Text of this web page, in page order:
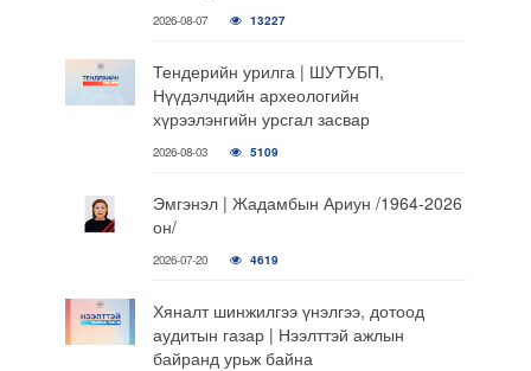
2026-08-07 13227
Тендерийн урилга | ШУТУБП,
Нүүдэлчдийн археологийн
хүрээлэнгийн урсгал засвар
2026-08-03 5109
Эмгэнэл | Жадамбын Ариун /1964-2026
он/
2026-07-20 4619
Хяналт шинжилгээ үнэлгээ, дотоод
аудитын газар | Нээлттэй ажлын
байранд урьж байна